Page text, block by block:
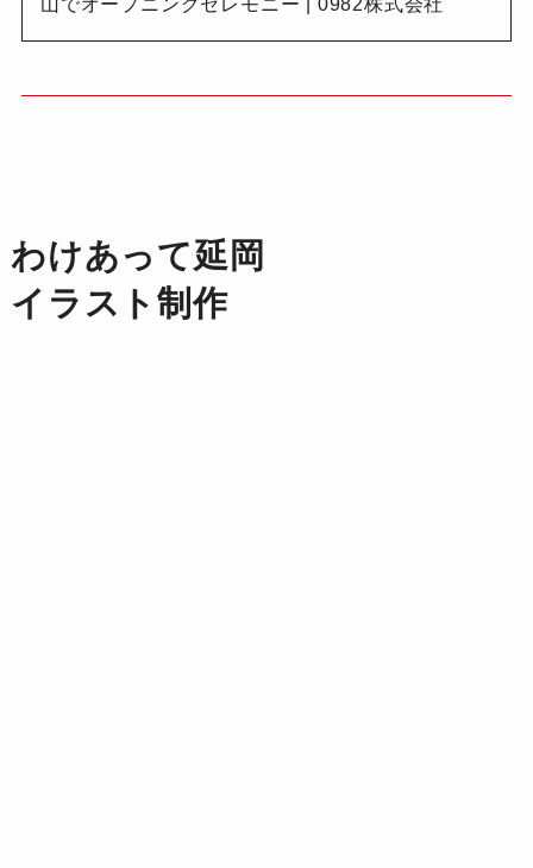
わけあって延岡
イラスト制作